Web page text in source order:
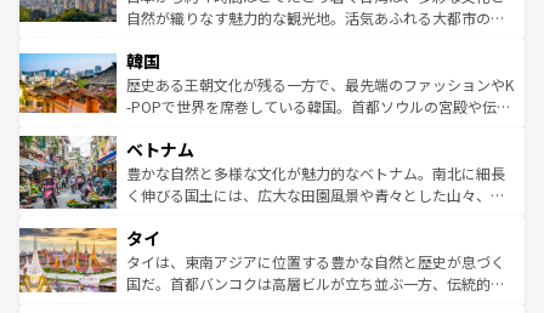
っている。訪れるたびに新しい発見と感動が待っているハ
はコンテンツ一覧
ど、見どころがたくさん。また、カフェやワイン、オージ
いる。アクティビティも充実しており、サーフィンやダイ
ビング、ハイキングなど、アウトドア好きにはたまらな
い。オーストラリアの多彩な魅力を存分に味わいつくそ
参照してほしい。
自然が織りなす魅力的な観光地。活気あふれる大都市の台
ン）、静ひつな山岳地帯である台湾東部など、都市の喧騒
と山間の静けさが共存しており、訪れる人に新しい発見と
驚きをもたらしてくれる。また、奥深い台湾の食文化も魅
容にもいいと評判のスイーツなど、バラエティ豊かな料理
が味わえる。 なお、新着の台湾情報は コンテンツ一覧を参
照してほしい。
韓国
歴史ある王朝文化が残る一方で、最先端のファッションやK
-POPで世界を席巻している韓国。首都ソウルの宮殿や伝統
き、地方に足を延ばせば四季折々の自然美を楽しむことが
できる。そして、キムチや焼肉、絶品のストリートフード
まで、さまざまな韓国料理が待っている。夜には、韓国な
リティに包まれながら、韓国の多彩な魅力を心ゆくまで味
わってみてほしい。 なお、新着の韓国情報はコンテンツ一
覧を参照してほしい。
ベトナム
豊かな自然と多様な文化が魅力的なベトナム。南北に細長
く伸びる国土には、広大な田園風景や青々とした山々、世
急速な発展と共に伝統が息づく。ハノイの古い町並みやホ
ーチミン市のフランス統治時代の建物も、独特の雰囲気を
醸し出している。また、バラエティの豊かさとおいしさで
タイ
タイは、東南アジアに位置する豊かな自然と歴史が息づく
国だ。首都バンコクは高層ビルが立ち並ぶ一方、伝統的な